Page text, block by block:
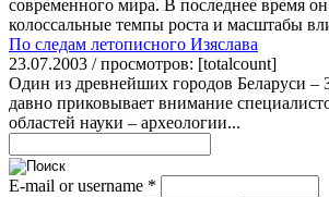
современного мира. В последнее время
колоссальные темпы роста и масштабы
По следам летописного Изяслава
23.07.2003 / просмотров: [totalcount]
Один из древнейших городов Беларуси –
давно приковывает внимание
областей науки – археологии...
E-mail or username *